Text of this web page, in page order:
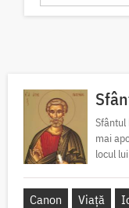
Sfântul
mai
locul
Canon Viață